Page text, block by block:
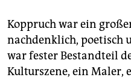
epaper login
Koppruch war ein
nachdenklich, poetisch
war fester Bestandteil
Kulturszene, ein Maler,